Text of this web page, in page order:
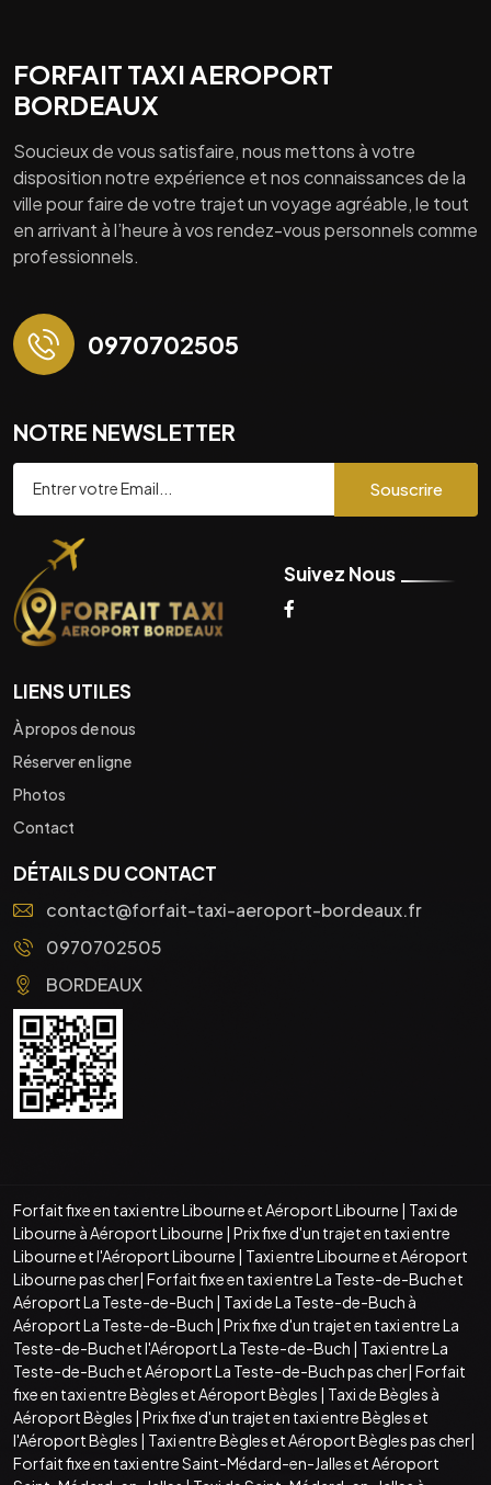
FORFAIT TAXI AEROPORT
BORDEAUX
Soucieux de vous satisfaire, nous mettons à votre
disposition notre expérience et nos connaissances de la
ville pour faire de votre trajet un voyage agréable, le tout
en arrivant à l’heure à vos rendez-vous personnels comme
professionnels.
0970702505
NOTRE NEWSLETTER
Souscrire
Suivez Nous
LIENS UTILES
À propos de nous
Réserver en ligne
Photos
Contact
DÉTAILS DU CONTACT
contact@forfait-taxi-aeroport-bordeaux.fr
0970702505
BORDEAUX
Forfait fixe en taxi entre Libourne et Aéroport Libourne | Taxi de
Libourne à Aéroport Libourne | Prix fixe d'un trajet en taxi entre
Libourne et l'Aéroport Libourne | Taxi entre Libourne et Aéroport
Libourne pas cher| Forfait fixe en taxi entre La Teste-de-Buch et
Aéroport La Teste-de-Buch | Taxi de La Teste-de-Buch à
Aéroport La Teste-de-Buch | Prix fixe d'un trajet en taxi entre La
Teste-de-Buch et l'Aéroport La Teste-de-Buch | Taxi entre La
Teste-de-Buch et Aéroport La Teste-de-Buch pas cher| Forfait
fixe en taxi entre Bègles et Aéroport Bègles | Taxi de Bègles à
Aéroport Bègles | Prix fixe d'un trajet en taxi entre Bègles et
l'Aéroport Bègles | Taxi entre Bègles et Aéroport Bègles pas cher|
Forfait fixe en taxi entre Saint-Médard-en-Jalles et Aéroport